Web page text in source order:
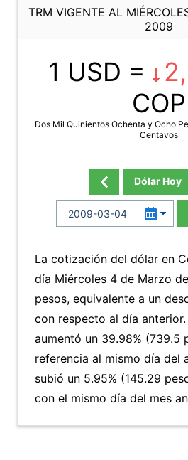
TRM VIGENTE AL
2009
1 USD =
COP
Dos Mil Quinientos Ochenta y Ocho
Centavos
Dólar Hoy
La cotización del dólar en
día Miércoles 4 de Marzo
pesos, equivalente a un
con respecto al día anterior.
aumentó un 39.98% (739.5
referencia al mismo día del
subió un 5.95% (145.29
con el mismo día del mes